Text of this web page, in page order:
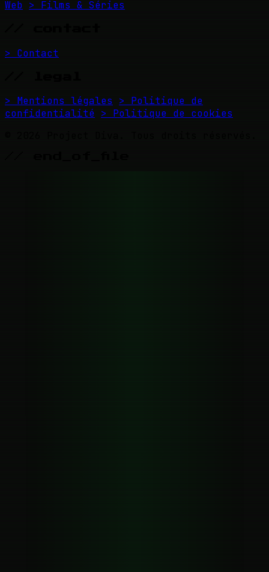
Web > Films & Séries
> Contact
> Mentions légales
> Politique de
confidentialité > Politique de cookies